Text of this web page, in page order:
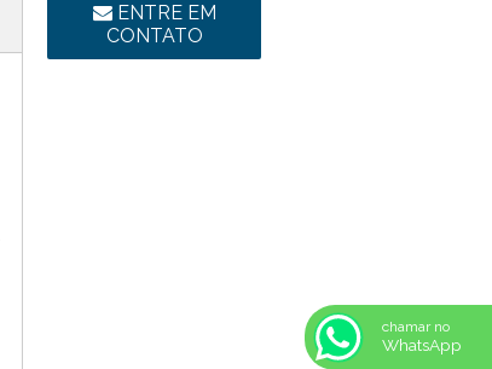
REF: 94117
LINHA LUMINÁRIA
COMERCIAL DE EMBUTIR
ENTRE EM
CONTATO
chamar no
WhatsApp